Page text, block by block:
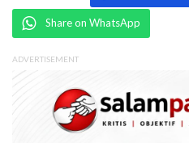
Share on WhatsApp
ADVERTISEMENT